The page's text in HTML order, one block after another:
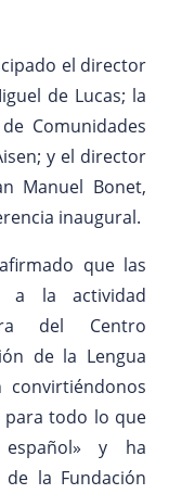
el director
de Lucas; la
Comunidades
y el director
Manuel Bonet,
inaugural.
que las
a la actividad
del Centro
de la Lengua
convirtiéndonos
todo lo que
y ha
la Fundación